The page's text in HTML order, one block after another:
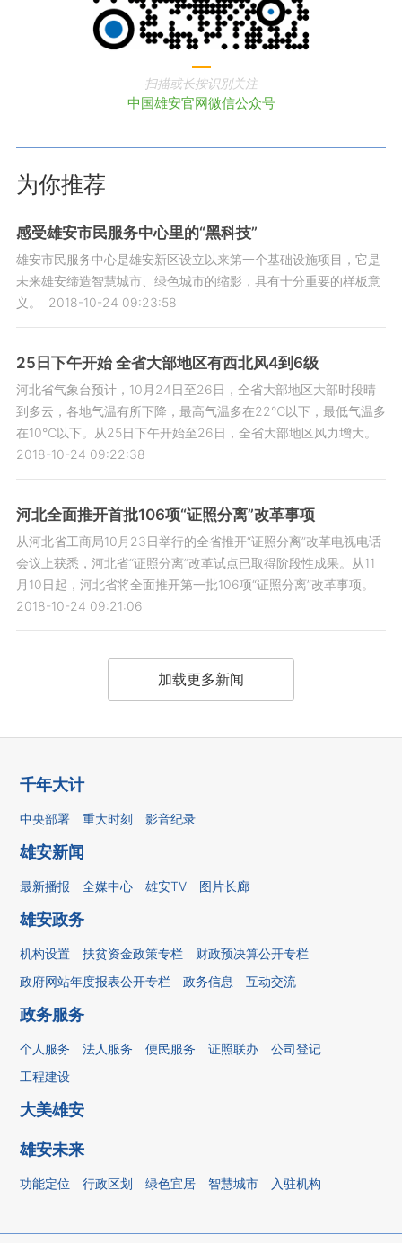
扫描或长按识别关注
中国雄安官网微信公众号
为你推荐
感受雄安市民服务中心里的“黑科技”
雄安市民服务中心是雄安新区设立以来第一个基础设施项目，它是
未来雄安缔造智慧城市、绿色城市的缩影，具有十分重要的样板意
义。
2018-10-24 09:23:58
25日下午开始 全省大部地区有西北风4到6级
河北省气象台预计，10月24日至26日，全省大部地区大部时段晴
到多云，各地气温有所下降，最高气温多在22℃以下，最低气温多
在10℃以下。从25日下午开始至26日，全省大部地区风力增大。
2018-10-24 09:22:38
河北全面推开首批106项“证照分离”改革事项
从河北省工商局10月23日举行的全省推开“证照分离”改革电视电话
会议上获悉，河北省“证照分离”改革试点已取得阶段性成果。从11
月10日起，河北省将全面推开第一批106项“证照分离”改革事项。
2018-10-24 09:21:06
加载更多新闻
千年大计
中央部署 重大时刻 影音纪录
雄安新闻
最新播报 全媒中心 雄安TV 图片长廊
雄安政务
机构设置 扶贫资金政策专栏
财政预决算公开专栏
政府网站年度报表公开专栏
政务信息 互动交流
政务服务
个人服务 法人服务 便民服务 证照联办
公司登记
工程建设
大美雄安
雄安未来
功能定位 行政区划 绿色宜居 智慧城市 入驻机构